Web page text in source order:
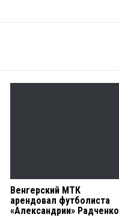
Венгерский МТК
арендовал футболиста
«Александрии» Радченко